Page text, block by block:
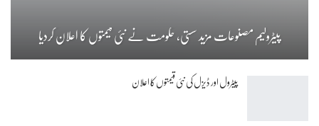
پیٹرولیم مصنوعات مزید سستی، حکومت نے نئی قیمتوں کا اعلان کردیا
پیٹرول اور ڈیزل کی نئی قیمتوں کا اعلان